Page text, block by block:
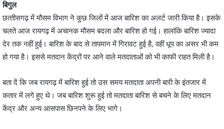
बिगुल
छत्‍तीसगढ़ में मौसम विभाग ने कुछ जिलों में आज बारिश का अलर्ट जारी किया है। इसके
चलते आज रायगढ़ में अचानक मौसम बदला और बारिश हो गई। हालांकि बारिश ज्‍यादा
देर तक नहीं हुई। बारिश के बाद से तापमान में गिरावट हुई है, वहीं धूप का असर भी कम
हो गया है। इससे मतदान केंद्रों पर आने वाले मतदाताओं को भी काफी राहत मिली है।
बता दें कि जब रायगढ़ में बारिश हुई तो उस समय मतदाता अपनी बारी के इंतजार में
कतार में लगे हुए थे। जब बारिश शुरू हुई तो मतदाता बारिश से बचने के लिए मतदान
केंद्र और अन्‍य आसपास छिनपने के लिए भागे।